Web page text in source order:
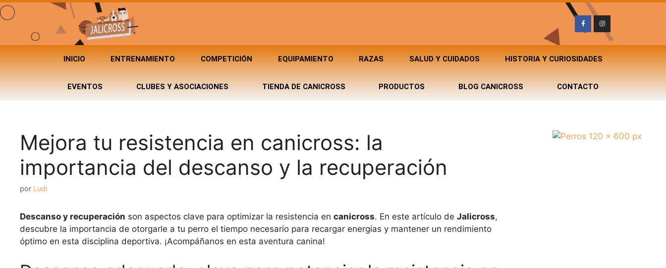
INICIO ENTRENAMIENTO COMPETICIÓN EQUIPAMIENTO RAZAS SALUD Y CUIDADOS HISTORIA Y CURIOSIDADES
EVENTOS CLUBES Y ASOCIACIONES TIENDA DE CANICROSS PRODUCTOS BLOG CANICROSS CONTACTO
Mejora tu resistencia en canicross: la
importancia del descanso y la recuperación
por Ludi
Descanso y recuperación son aspectos clave para optimizar la resistencia en canicross. En este artículo de Jalicross,
descubre la importancia de otorgarle a tu perro el tiempo necesario para recargar energías y mantener un rendimiento
óptimo en esta disciplina deportiva. ¡Acompáñanos en esta aventura canina!